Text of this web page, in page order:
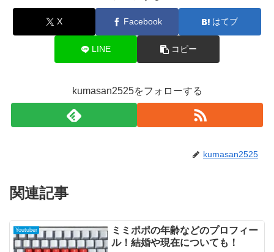
X Facebook はてブ
LINE コピー
kumasan2525をフォローする
kumasan2525
関連記事
Youtuber
ミミポポの年齢などのプロフィー
ル！結婚や現在についても！